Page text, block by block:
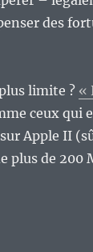
des
limite ? «
ceux qui
Apple II
plus de 200
rétro-